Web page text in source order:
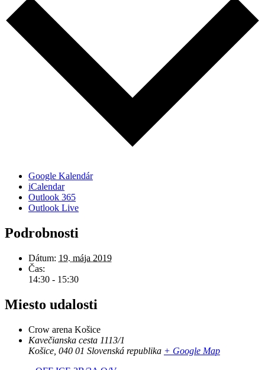
Google Kalendár
iCalendar
Outlook 365
Outlook Live
Podrobnosti
Dátum: 19. mája 2019
Čas:
14:30 - 15:30
Miesto udalosti
Crow arena Košice
Kavečianska cesta 1113/1
Košice 040 01 Slovenská republika + Google Map